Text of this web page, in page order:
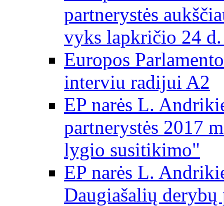
partnerystės
vyks lapkričio 24
Europos
interviu radijui A2
EP narės L.
partnerystės 2017
lygio susitikimo"
EP narės L.
Daugiašalių derybų